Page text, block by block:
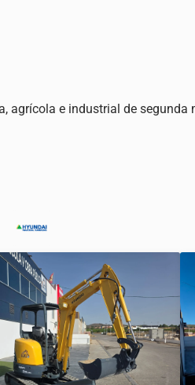
agrícola e industrial de